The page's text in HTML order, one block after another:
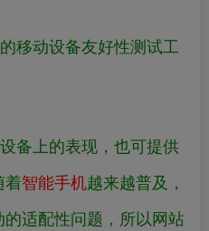
移动设备友好性测试工
备上的表现，也可提供
着智能手机越来越普及，
适配性问题，所以网站